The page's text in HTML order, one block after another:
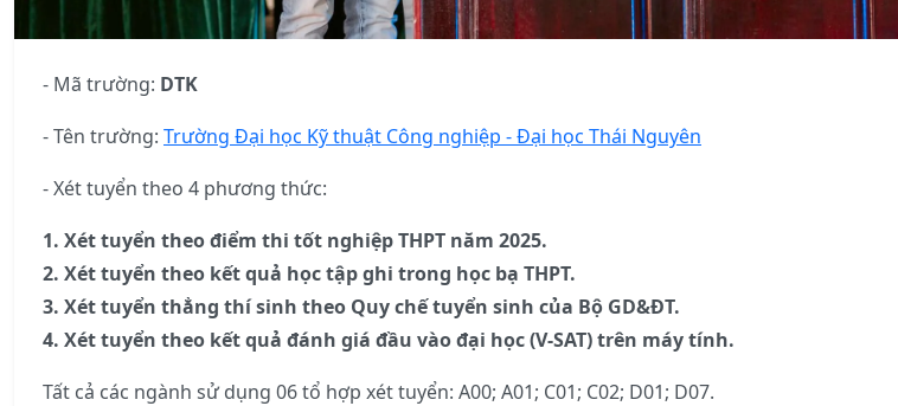
- Mã trường: DTK
- Tên trường: Trường Đại học Kỹ thuật Công nghiệp - Đại học Thái Nguyên
- Xét tuyển theo 4 phương thức:
1. Xét tuyển theo điểm thi tốt nghiệp THPT năm 2025.
2. Xét tuyển theo kết quả học tập ghi trong học bạ THPT.
3. Xét tuyển thẳng thí sinh theo Quy chế tuyển sinh của Bộ GD&ĐT.
4. Xét tuyển theo kết quả đánh giá đầu vào đại học (V-SAT) trên máy tính.
Tất cả các ngành sử dụng 06 tổ hợp xét tuyển: A00; A01; C01; C02; D01; D07.